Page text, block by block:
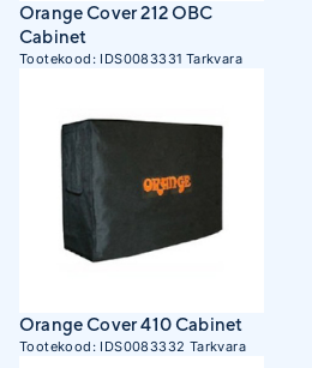
Orange Cover 212 OBC
Cabinet
Tootekood: IDS0083331 Tarkvara
Orange Cover 410 Cabinet
Tootekood: IDS0083332 Tarkvara